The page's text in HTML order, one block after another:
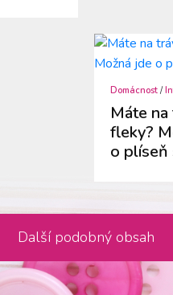
Domácnost /
Máte
fleky?
o plíseň
Další podobný obsah